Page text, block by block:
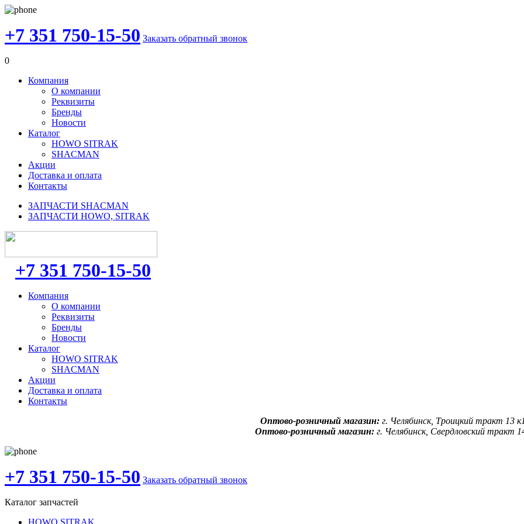
+7 351 750-15-50 Заказать обратный звонок
0
Компания
О компании
Реквизиты
Бренды
Новости
Каталог
HOWO SITRAK
SHACMAN
Акции
Доставка и оплата
Контакты
ЗАПЧАСТИ SHACMAN
ЗАПЧАСТИ HOWO, SITRAK
+7 351 750-15-50
Компания
О компании
Реквизиты
Бренды
Новости
Каталог
HOWO SITRAK
SHACMAN
Акции
Доставка и оплата
Контакты
Оптово-розничный магазин: г. Челябинск, Троицкий тракт 13
Оптово-розничный магазин:г. Челябинск, Свердловский тракт
+7 351 750-15-50 Заказать обратный звонок
Каталог запчастей
HOWO SITRAK